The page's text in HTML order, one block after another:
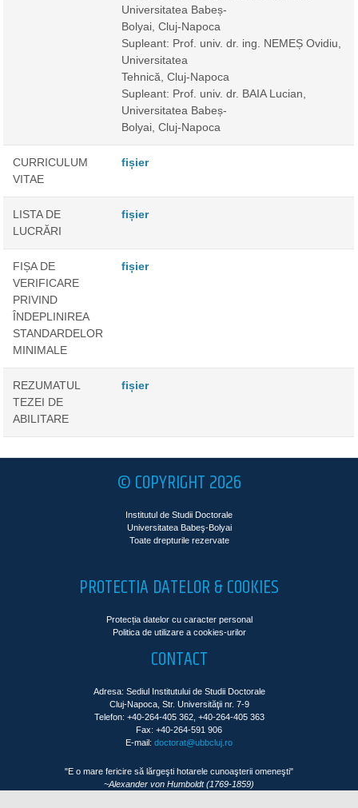
Universitatea Babeș-
Bolyai, Cluj-Napoca
Supleant: Prof. univ. dr. ing. NEMEȘ Ovidiu,
Universitatea
Tehnică, Cluj-Napoca
Supleant: Prof. univ. dr. BAIA Lucian,
Universitatea Babeș-
Bolyai, Cluj-Napoca
CURRICULUM
VITAE
fișier
LISTA DE
LUCRĂRI
fișier
FIȘA DE
VERIFICARE
PRIVIND
ÎNDEPLINIREA
STANDARDELOR
MINIMALE
fișier
REZUMATUL
TEZEI DE
ABILITARE
fișier
© COPYRIGHT 2026
Institutul de Studii Doctorale
Universitatea Babeş-Bolyai
Toate drepturile rezervate
PROTECTIA DATELOR & COOKIES
Protecția datelor cu caracter personal
Politica de utilizare a cookies-urilor
CONTACT
Adresa: Sediul Institutului de Studii Doctorale
Cluj-Napoca, Str. Universităţii nr. 7-9
Telefon: +40-264-405 362, +40-264-405 363
Fax: +40-264-591 906
E-mail: doctorat@ubbcluj.ro
"E o mare fericire să lărgeşti hotarele cunoaşterii omeneşti"
~Alexander von Humboldt (1769-1859)